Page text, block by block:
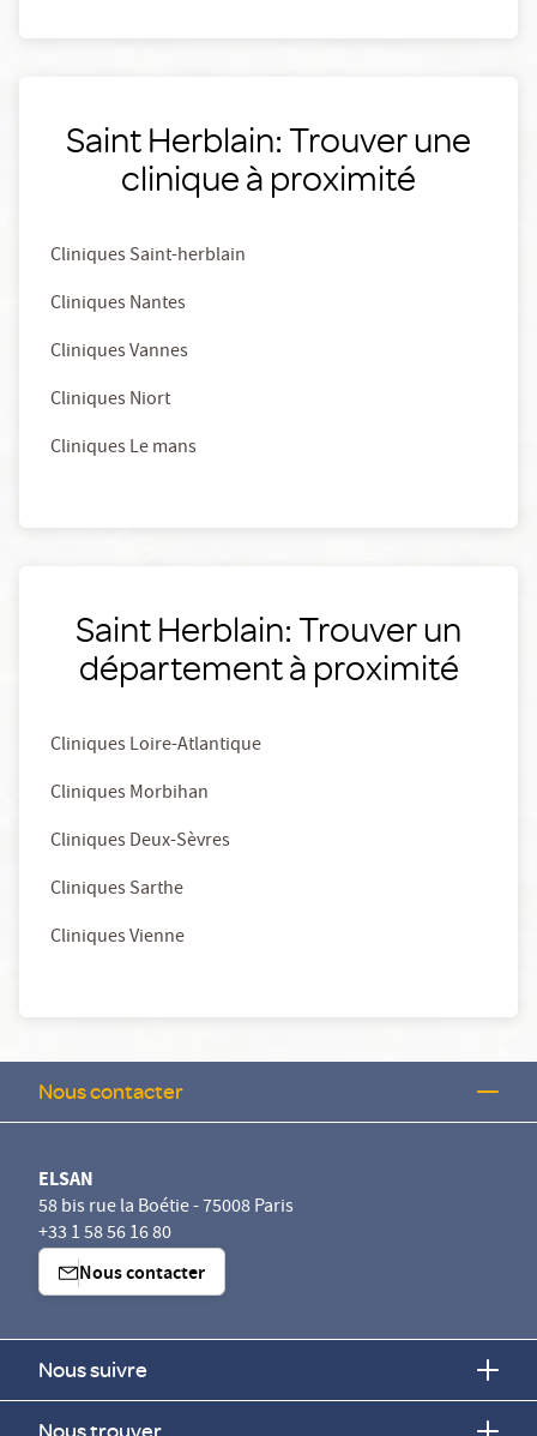
Saint Herblain: Trouver une
clinique à proximité
Cliniques Saint-herblain
Cliniques Nantes
Cliniques Vannes
Cliniques Niort
Cliniques Le mans
Saint Herblain: Trouver un
département à proximité
Cliniques Loire-Atlantique
Cliniques Morbihan
Cliniques Deux-Sèvres
Cliniques Sarthe
Cliniques Vienne
Nous contacter
ELSAN
58 bis rue la Boétie - 75008 Paris
+33 1 58 56 16 80
Nous contacter
Nous suivre